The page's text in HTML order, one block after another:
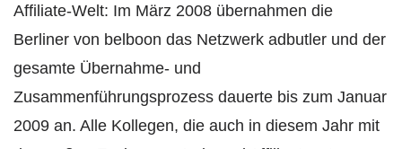
Affiliate-Welt: Im März 2008 übernahmen die
Berliner von belboon das Netzwerk adbutler und der
gesamte Übernahme- und
Zusammenführungsprozess dauerte bis zum Januar
2009 an. Alle Kollegen, die auch in diesem Jahr mit